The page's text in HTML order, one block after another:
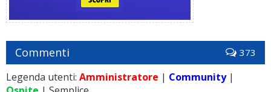
Commenti 373
Legenda utenti: Amministratore | Community|